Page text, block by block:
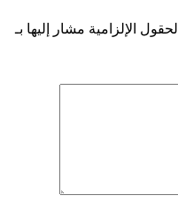
الحقول الإلزامية مشار إليها بـ